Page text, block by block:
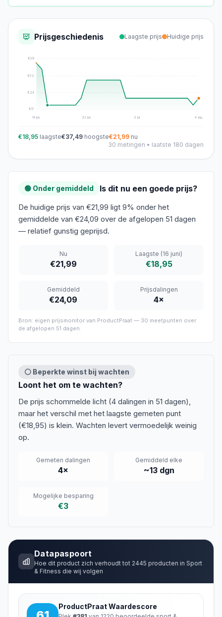
Prijsgeschiedenis Laagste prijs Huidige prijs
€17
€ 24
€32
€39
14 jun. 23 jun. 2 jul. 4 aug.
€18,95 laagste€37,49 hoogste€21,99 nu
30 metingen • laatste 180 dagen
🟢 Onder gemiddeld Is dit nu een goede prijs?
De huidige prijs van €21,99 ligt 9% onder het
gemiddelde van €24,09 over de afgelopen 51 dagen
— relatief gunstig geprijsd.
Nu
€21,99
Laagste (16 juni)
€18,95
Gemiddeld
€24,09
Prijsdalingen
4×
Bron: eigen prijsmonitor van ProductPraat — 30 meetpunten over
de afgelopen 51 dagen.
⚪ Beperkte winst bij wachten
Loont het om te wachten?
De prijs schommelde licht (4 dalingen in 51 dagen),
maar het verschil met het laagste gemeten punt
(€18,95) is klein. Wachten levert vermoedelijk weinig
op.
Gemeten dalingen
4×
Gemiddeld elke
~13dgn
Mogelijke besparing
€3
Datapaspoort
Hoe dit product zich verhoudt tot 2445 producten in Sport
& Fitness die wij volgen
ProductPraat Waardescore